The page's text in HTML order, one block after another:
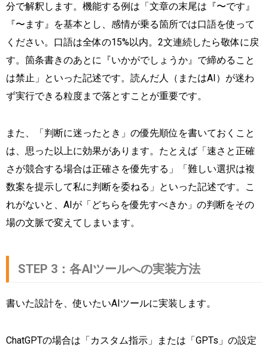
分で解釈します。機能する例は「文章の末尾は『〜です』
『〜ます』を基本とし、感情が乗る箇所では口語を使って
ください。口語は全体の15%以内。2文連続したら敬体に戻
す。箇条書きのあとに『いかがでしょうか』で締めること
は禁止」といった記述です。読んだ人（またはAI）が迷わ
ず実行できる粒度まで落とすことが重要です。
また、「判断に迷ったとき」の優先順位を書いておくこと
は、思った以上に効果があります。たとえば「速さと正確
さが競合する場合は正確さを優先する」「難しい選択は複
数案を提示して私に判断を委ねる」といった記述です。こ
れがないと、AIが「どちらを優先すべきか」の判断をその
場の文脈で変えてしまいます。
STEP 3：各AIツールへの実装方法
書いた設計を、使いたいAIツールに実装します。
ChatGPTの場合は「カスタム指示」または「GPTs」の設定